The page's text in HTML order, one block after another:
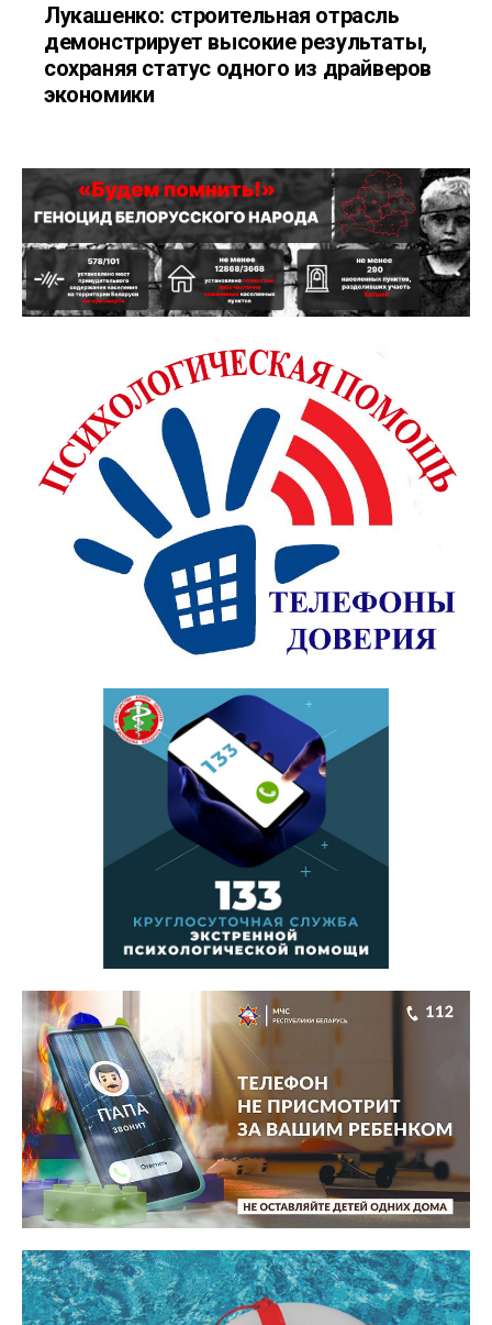
Лукашенко: строительная отрасль
демонстрирует высокие результаты,
сохраняя статус одного из драйверов
экономики